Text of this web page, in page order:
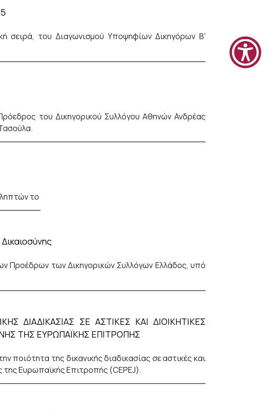
σειρά, του Διαγωνισμού Υποψηφίων Δικηγόρων Β'
του Δικηγορικού Συλλόγου Αθηνών Ανδρέας
το
Προέδρων των Δικηγορικών Συλλόγων Ελλάδος, υπό
ΔΙΑΔΙΚΑΣΙΑΣ ΣΕ ΑΣΤΙΚΕΣ ΚΑΙ ΔΙΟΙΚΗΤΙΚΕΣ
ΤΗΣ ΕΥΡΩΠΑΪΚΗΣ ΕΠΙΤΡΟΠΗΣ
ποιότητα της δικανικής διαδικασίας σε αστικές και
της Ευρωπαϊκής Επιτροπής (CEPEJ).